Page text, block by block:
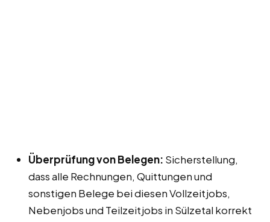
Überprüfung von Belegen: Sicherstellung,
dass alle Rechnungen, Quittungen und
sonstigen Belege bei diesen Vollzeitjobs,
Nebenjobs und Teilzeitjobs in Sülzetal korrekt